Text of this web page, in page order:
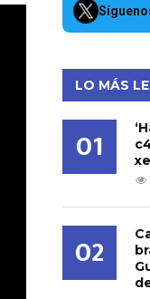
LO MÁS
01
02